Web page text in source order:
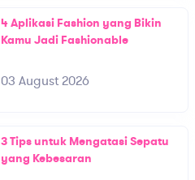
4 Aplikasi Fashion yang Bikin
Kamu Jadi Fashionable
03 August 2026
3 Tips untuk Mengatasi Sepatu
yang Kebesaran